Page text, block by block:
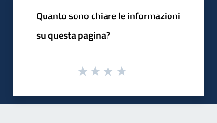
Quanto sono chiare le informazioni
su questa pagina?